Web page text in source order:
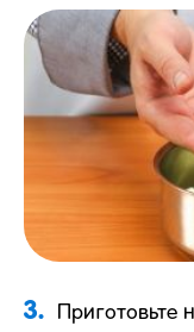
3.
Приготовьте